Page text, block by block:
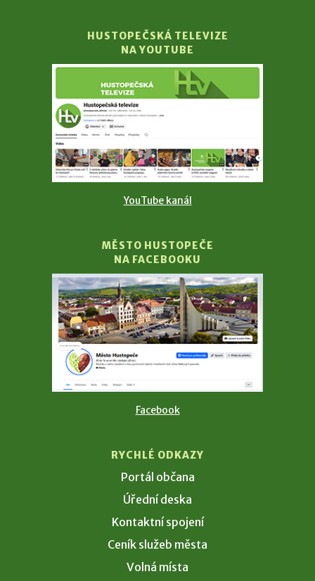
HUSTOPEČSKÁ TELEVIZE
NA YOUTUBE
YouTube kanál
MĚSTO HUSTOPEČE
NA FACEBOOKU
Facebook
RYCHLÉ ODKAZY
Portál občana
Úřední deska
Kontaktní spojení
Ceník služeb města
Volná místa